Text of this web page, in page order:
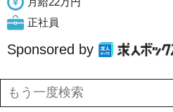
正社員
Sponsored by